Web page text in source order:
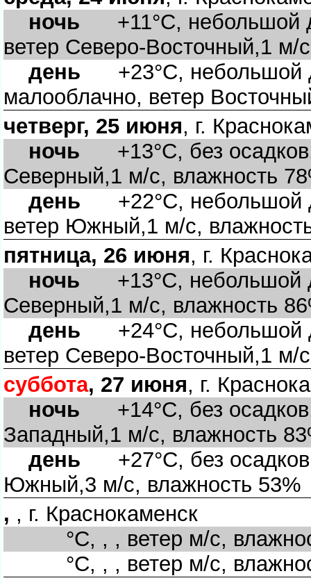
ночь +11°C, небольшой
етер Северо-Восточный,1 м/
день +23°C, небольшой
малооблачно, ветер
четверг, 25 июня, г.
ночь +13°C, без
Северный,1 м/с, влажность
день +22°C, небольшой
етер Южный,1 м/с,
пятница, 26 июня, г.
ночь +13°C, небольшой
Северный,1 м/с, влажность
день +24°C, небольшой
етер Северо-Восточный,1 м/
суббота, 27 июня, г.
ночь +14°C, без
Западный,1 м/с, влажность
день +27°C, без
Южный,3 м/с, влажность 53%
, , г. Краснокаменск
°C, , , ветер м/с,
°C, , , ветер м/с,